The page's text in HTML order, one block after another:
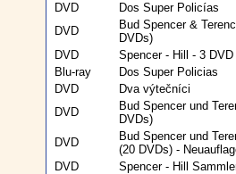
DVD
Dos Super Policías
DVD
Bud Spencer &
DVDs)
DVD
Spencer - Hill - 3
Blu-ray
Dos Super Policias
DVD
Dva výtečníci
DVD
Bud Spencer und
DVDs)
DVD
Bud Spencer und
(20 DVDs) -
DVD
Spencer - Hill